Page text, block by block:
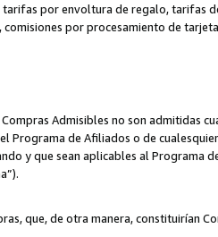
por envoltura de regalo, tarifas
comisiones por procesamiento de
Admisibles no son admitidas
Programa de Afiliados o de
y que sean aplicables al Programa
que, de otra manera, constituirían